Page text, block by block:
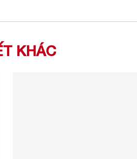
KHÁC